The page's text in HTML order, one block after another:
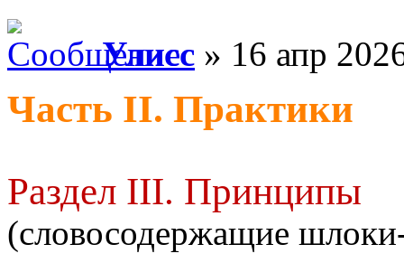
Улисс » 16 апр
Часть II. Практики
Раздел III. Принципы
(словосодержащие